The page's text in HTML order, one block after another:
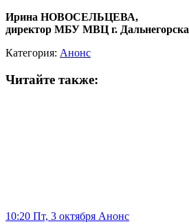
Ирина НОВОСЕЛЬЦЕВА,
директор МБУ МВЦ г. Дальнегорска
Категория: Анонс
Читайте также:
10:20 Пт, 3 октября Анонс